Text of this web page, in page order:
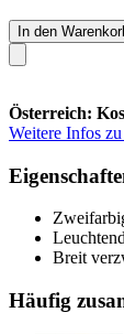
In den
Österreich:
Weitere Infos
Breit
Häufig